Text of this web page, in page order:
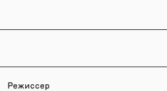
Режиссер